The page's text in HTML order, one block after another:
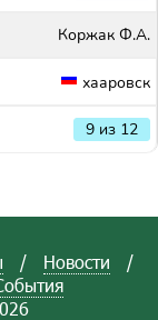
Коржак Ф.А.
хааровск
9 из 12
/ Новости
/